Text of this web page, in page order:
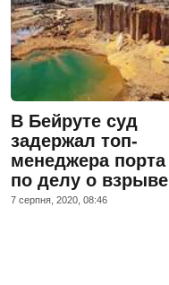
В Бейруте суд
задержал топ-
менеджера порта
по делу о взрыве
7 серпня, 2020, 08:46